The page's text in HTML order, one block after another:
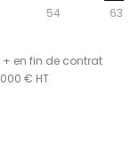
54
63
en fin de contrat
€ HT